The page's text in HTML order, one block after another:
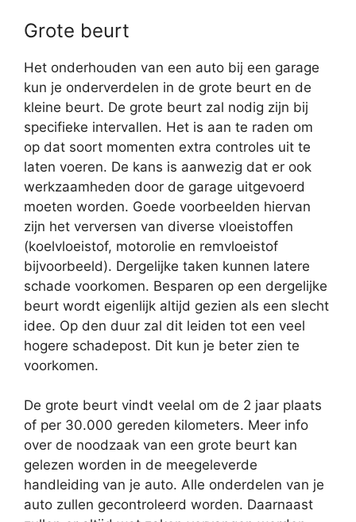
Grote beurt
Het onderhouden van een auto bij een garage
kun je onderverdelen in de grote beurt en de
kleine beurt. De grote beurt zal nodig zijn bij
specifieke intervallen. Het is aan te raden om
op dat soort momenten extra controles uit te
laten voeren. De kans is aanwezig dat er ook
werkzaamheden door de garage uitgevoerd
moeten worden. Goede voorbeelden hiervan
zijn het verversen van diverse vloeistoffen
(koelvloeistof, motorolie en remvloeistof
bijvoorbeeld). Dergelijke taken kunnen latere
schade voorkomen. Besparen op een dergelijke
beurt wordt eigenlijk altijd gezien als een slecht
idee. Op den duur zal dit leiden tot een veel
hogere schadepost. Dit kun je beter zien te
voorkomen.
De grote beurt vindt veelal om de 2 jaar plaats
of per 30.000 gereden kilometers. Meer info
over de noodzaak van een grote beurt kan
gelezen worden in de meegeleverde
handleiding van je auto. Alle onderdelen van je
auto zullen gecontroleerd worden. Daarnaast